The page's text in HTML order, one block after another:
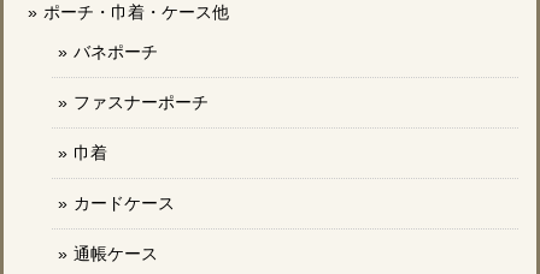
ポーチ・巾着・ケース他
バネポーチ
ファスナーポーチ
巾着
カードケース
通帳ケース